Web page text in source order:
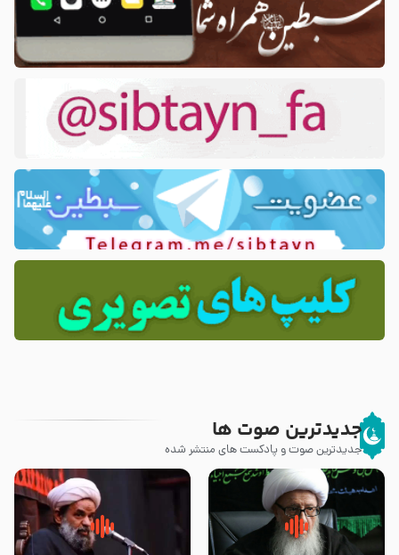
جدیدترین صوت ها
جدیدترین صوت و پادکست های منتشر شده